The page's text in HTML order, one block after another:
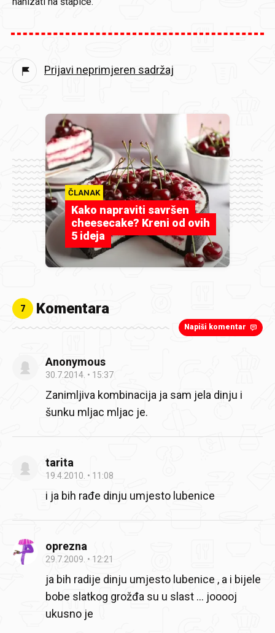
Prijavi neprimjeren sadržaj
ČLANAK
Kako napraviti savršen
cheesecake? Kreni od ovih
5 ideja
7 Komentara
Napiši komentar
Anonymous
30.7.2014. 15:37
Zanimljiva kombinacija ja sam jela dinju i
šunku mljac mljac je.
tarita
19.4.2010. 11:08
i ja bih rađe dinju umjesto lubenice
oprezna
29.7.2009. 12:21
ja bih radije dinju umjesto lubenice , a i bijele
bobe slatkog grožđa su u slast … jooooj
ukusno je